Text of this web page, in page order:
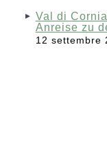
Val di
Anreise zu
12 settembre